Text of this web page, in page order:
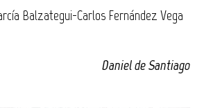
Balzategui-Carlos Fernández Vega
Daniel de Santiago